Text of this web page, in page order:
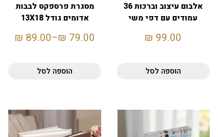
אלבום עיצוב וברכות 36
עמודים עם דפי משי
99.00
₪
הוספה לסל
מסגרת פרספקס לבבות
אדומים גודל 13X18
79.00
₪
–
89.00
₪
הוספה לסל